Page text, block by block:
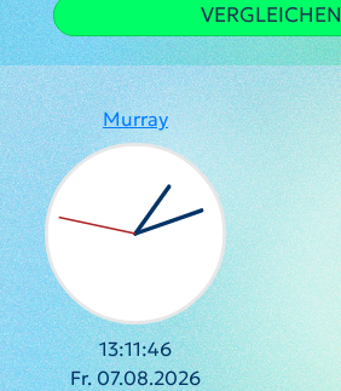
VERGLEICHEN
Murray
13:11:47
Fr. 07.08.2026